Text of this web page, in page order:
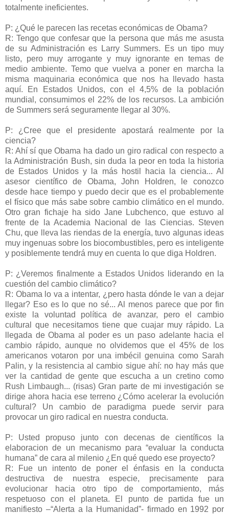
totalmente ineficientes.
P: ¿Qué le parecen las recetas económicas de Obama?
R: Tengo que confesar que la persona que más me asusta
de su Administración es Larry Summers. Es un tipo muy
listo, pero muy arrogante y muy ignorante en temas de
medio ambiente. Temo que vuelva a poner en marcha la
misma maquinaria económica que nos ha llevado hasta
aquí. En Estados Unidos, con el 4,5% de la población
mundial, consumimos el 22% de los recursos. La ambición
de Summers será seguramente llegar al 30%.
P: ¿Cree que el presidente apostará realmente por la
ciencia?
R: Ahí sí que Obama ha dado un giro radical con respecto a
la Administración Bush, sin duda la peor en toda la historia
de Estados Unidos y la más hostil hacia la ciencia... Al
asesor científico de Obama, John Holdren, le conozco
desde hace tiempo y puedo decir que es el probablemente
el físico que más sabe sobre cambio climático en el mundo.
Otro gran fichaje ha sido Jane Lubchenco, que estuvo al
frente de la Academia Nacional de las Ciencias. Steven
Chu, que lleva las riendas de la energía, tuvo algunas ideas
muy ingenuas sobre los biocombustibles, pero es inteligente
y posiblemente tendrá muy en cuenta lo que diga Holdren.
P: ¿Veremos finalmente a Estados Unidos liderando en la
cuestión del cambio climático?
R: Obama lo va a intentar, ¿pero hasta dónde le van a dejar
llegar? Eso es lo que no sé... Al menos parece que por fin
existe la voluntad política de avanzar, pero el cambio
cultural que necesitamos tiene que cuajar muy rápido. La
llegada de Obama al poder es un paso adelante hacia el
cambio rápido, aunque no olvidemos que el 45% de los
americanos votaron por una imbécil genuina como Sarah
Palin, y la resistencia al cambio sigue ahí: no hay más que
ver la cantidad de gente que escucha a un cretino como
Rush Limbaugh... (risas) Gran parte de mi investigación se
dirige ahora hacia ese terreno ¿Cómo acelerar la evolución
cultural? Un cambio de paradigma puede servir para
provocar un giro radical en nuestra conducta.
P: Usted propuso junto con decenas de científicos la
elaboracion de un mecanismo para “evaluar la conducta
humana” de cara al milenio ¿En qué quedo ese proyecto?
R: Fue un intento de poner el énfasis en la conducta
destructiva de nuestra especie, precisamente para
evolucionar hacia otro tipo de comportamiento, más
respetuoso con el planeta. El punto de partida fue un
manifiesto –“Alerta a la Humanidad”- firmado en 1992 por